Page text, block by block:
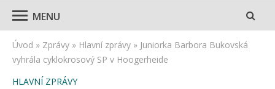
MENU
Úvod » Zprávy » Hlavní zprávy » Juniorka Barbora Bukovská
vyhrála cyklokrosový SP v Hoogerheide
HLAVNÍ ZPRÁVY